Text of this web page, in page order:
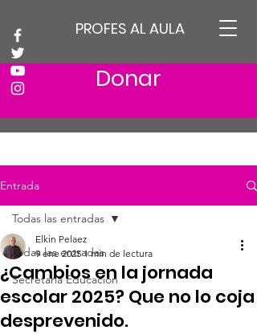
PROFES AL AULA
Donar
Entrada
Todas las entradas
Secretaria Educación
Todas las entradas
¿Cambios en la jornada
escolar 2025? Que no lo coja
desprevenido.
Elkin Pelaez
9 ene 2025 1 min de lectura